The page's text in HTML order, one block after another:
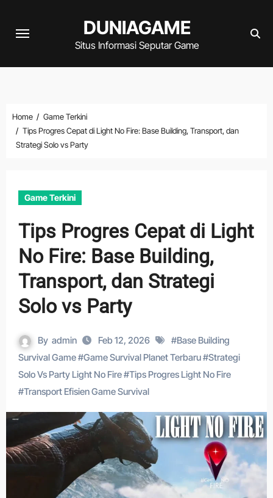
DUNIAGAME
Situs Informasi Seputar Game
Home
Game Terkini
Tips Progres Cepat di Light No Fire: Base Building, Transport, dan
Strategi Solo vs Party
Game Terkini
Tips Progres Cepat di Light
No Fire: Base Building,
Transport, dan Strategi
Solo vs Party
By admin Feb 12, 2026 #Base Building
Survival Game#Game Survival Planet Terbaru#Strategi
Solo Vs Party Light No Fire#Tips Progres Light No Fire
#Transport Efisien Game Survival